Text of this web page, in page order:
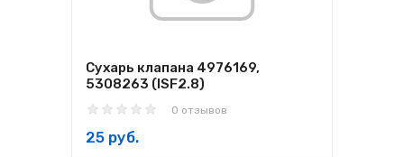
Сухарь клапана 4976169,
5308263 (ISF2.8)
0 отзывов
25 руб.